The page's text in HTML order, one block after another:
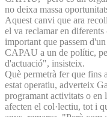
no deixa massa
Aquest canvi que ara
el va reclamar en
important que passem
CAPAU a un de polític,
d'actuació", insisteix.
Què permetrà fer que fins
estat operatiu, adverteix
programant activitats o en
afecten el col·lectiu, tot i